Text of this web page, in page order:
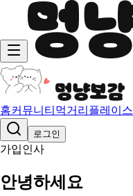
홈커뮤니티 먹거리 플레이스
로그인
가입인사
안녕하세요